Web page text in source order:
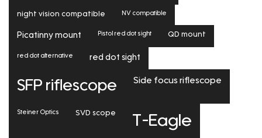
night vision compatible NV compatible
Picatinny mount Pistol red dot sight QD mount
red dot alternative red dot sight
SFP riflescope Side focus riflescope
Steiner Optics SVD scope T-Eagle